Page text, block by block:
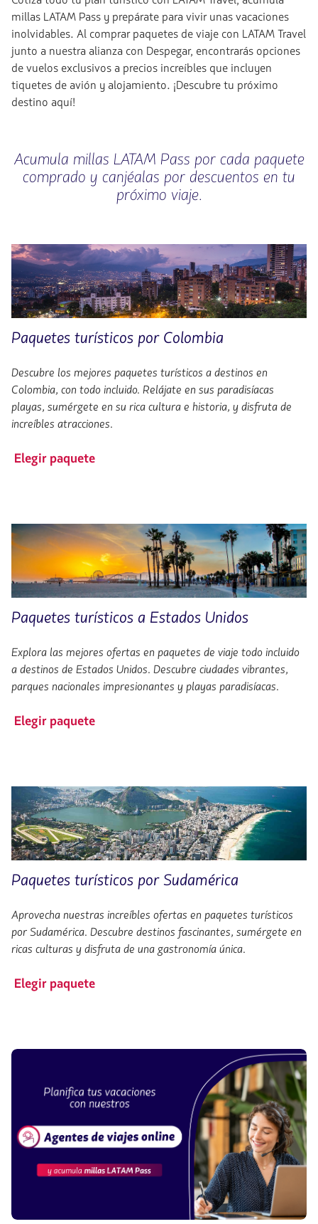
millas LATAM Pass y prepárate para vivir unas vacaciones
inolvidables. Al comprar paquetes de viaje con LATAM Travel
junto a nuestra alianza con Despegar, encontrarás opciones
de vuelos exclusivos a precios increíbles que incluyen
tiquetes de avión y alojamiento. ¡Descubre tu próximo
destino aquí!
Acumula millas LATAM Pass por cada paquete
comprado y canjéalas por descuentos en tu
próximo viaje.
Paquetes turísticos por Colombia
Descubre los mejores paquetes turísticos a destinos en
Colombia, con todo incluido. Relájate en sus paradisíacas
playas, sumérgete en su rica cultura e historia, y disfruta de
increíbles atracciones.
Elegir paquete
Paquetes turísticos a Estados Unidos
Explora las mejores ofertas en paquetes de viaje todo incluido
a destinos de Estados Unidos. Descubre ciudades vibrantes,
parques nacionales impresionantes y playas paradisíacas.
Elegir paquete
Paquetes turísticos por Sudamérica
Aprovecha nuestras increíbles ofertas en paquetes turísticos
por Sudamérica. Descubre destinos fascinantes, sumérgete en
ricas culturas y disfruta de una gastronomía única.
Elegir paquete